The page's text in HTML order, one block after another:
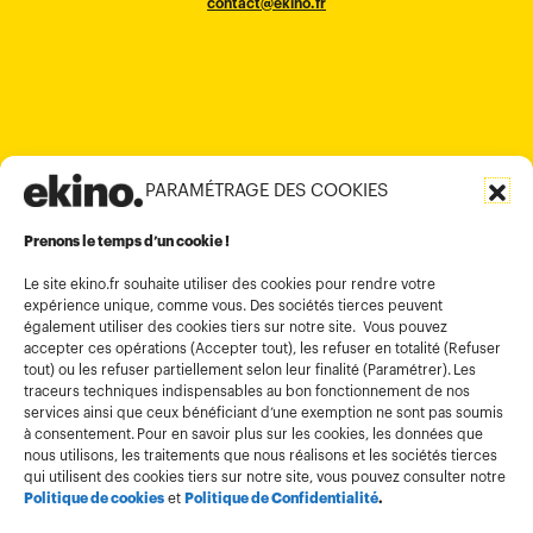
PARAMÉTRAGE DES COOKIES
Prenons le temps d’un cookie !
Le site ekino.fr souhaite utiliser des cookies pour rendre votre
expérience unique, comme vous. Des sociétés tierces peuvent
également utiliser des cookies tiers sur notre site. Vous pouvez
accepter ces opérations (Accepter tout), les refuser en totalité (Refuser
tout) ou les refuser partiellement selon leur finalité (Paramétrer). Les
traceurs techniques indispensables au bon fonctionnement de nos
services ainsi que ceux bénéficiant d’une exemption ne sont pas soumis
à consentement. Pour en savoir plus sur les cookies, les données que
nous utilisons, les traitements que nous réalisons et les sociétés tierces
qui utilisent des cookies tiers sur notre site, vous pouvez consulter notre
Politique de cookiesetPolitique de Confidentialité.
+65 6317 6600contact@ekino.sg
+84909233727
Informations légales
Conditions générales d’utilisation
Politique de confidentialité
Politique cookies
Gestion des cookies
Index égalité